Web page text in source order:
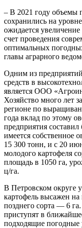
– В 2021 году объемы
сохранились на
ожидается увеличение
счет проведения
оптимальных
главы аграрного
Одним из
средств в
является ООО
Хозяйство много лет
регионе по
года вклад по этому
предприятия
имеется собственное
15 300 тонн, и с 20
молодого картофеля
площадь в 1050 га,
ц/га.
В Петровском округе
картофель высажен
позднего сорта — 6
приступят в
подходящие погодные